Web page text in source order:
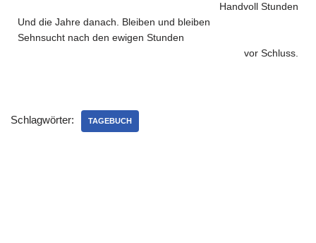
Handvoll Stunden
Und die Jahre danach. Bleiben und bleiben
Sehnsucht nach den ewigen Stunden
vor Schluss.
Schlagwörter: TAGEBUCH